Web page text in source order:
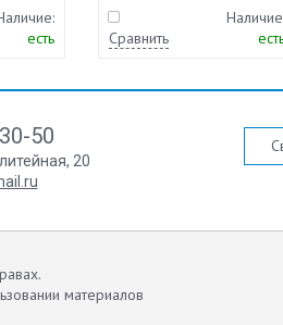
есть
Сравнить
50
20
материалов